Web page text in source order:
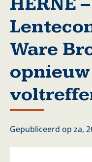
Ware
Gepubliceerd op za,